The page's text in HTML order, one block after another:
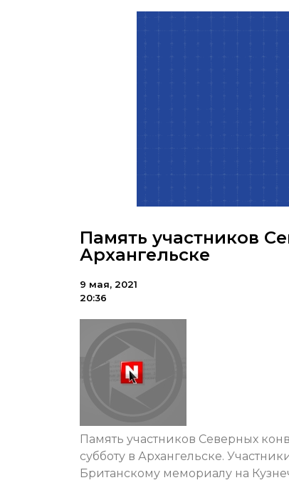
Память участников
Архангельске
9 мая, 2021
20:36
Память участников Северных
субботу в Архангельске.
Британскому мемориалу на